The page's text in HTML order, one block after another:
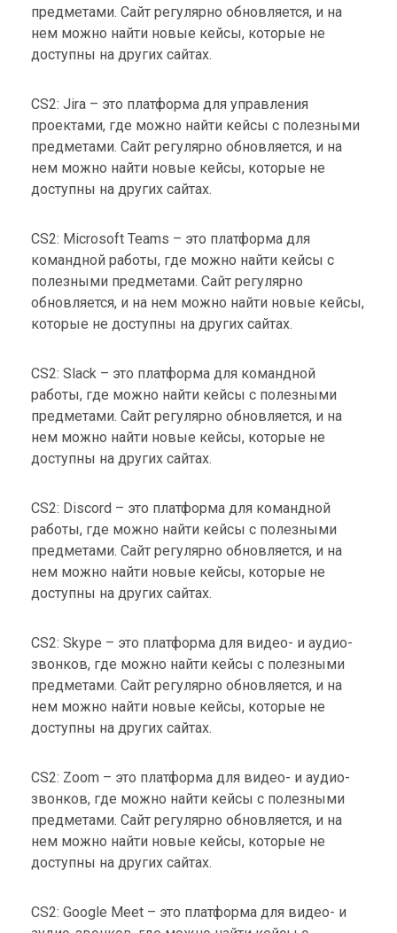
предметами. Сайт регулярно обновляется, и на
нем можно найти новые кейсы, которые не
доступны на других сайтах.
CS2: Jira – это платформа для управления
проектами, где можно найти кейсы с полезными
предметами. Сайт регулярно обновляется, и на
нем можно найти новые кейсы, которые не
доступны на других сайтах.
CS2: Microsoft Teams – это платформа для
командной работы, где можно найти кейсы с
полезными предметами. Сайт регулярно
обновляется, и на нем можно найти новые кейсы,
которые не доступны на других сайтах.
CS2: Slack – это платформа для командной
работы, где можно найти кейсы с полезными
предметами. Сайт регулярно обновляется, и на
нем можно найти новые кейсы, которые не
доступны на других сайтах.
CS2: Discord – это платформа для командной
работы, где можно найти кейсы с полезными
предметами. Сайт регулярно обновляется, и на
нем можно найти новые кейсы, которые не
доступны на других сайтах.
CS2: Skype – это платформа для видео- и аудио-
звонков, где можно найти кейсы с полезными
предметами. Сайт регулярно обновляется, и на
нем можно найти новые кейсы, которые не
доступны на других сайтах.
CS2: Zoom – это платформа для видео- и аудио-
звонков, где можно найти кейсы с полезными
предметами. Сайт регулярно обновляется, и на
нем можно найти новые кейсы, которые не
доступны на других сайтах.
CS2: Google Meet – это платформа для видео- и